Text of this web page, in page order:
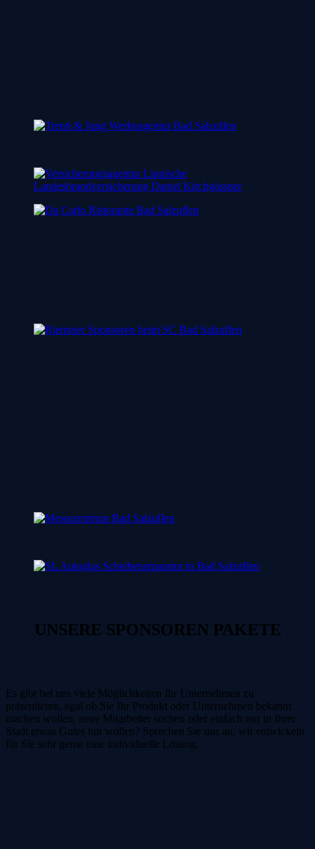
UNSERE SPONSOREN PAKETE
Es gibt bei uns viele Möglichkeiten Ihr Unternehmen zu
präsentieren, egal ob Sie Ihr Produkt oder Unternehmen bekannt
machen wollen, neue Mitarbeiter suchen oder einfach nur in Ihrer
Stadt etwas Gutes tun wollen? Sprechen Sie uns an, wir entwickeln
für Sie sehr gerne eine individuelle Lösung.